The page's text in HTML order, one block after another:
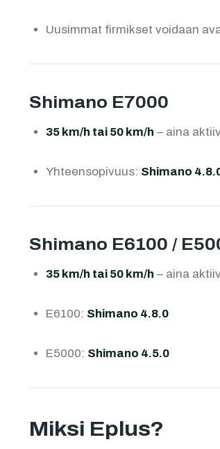
Uusimmat firmikset voidaan
Shimano E7000
35 km/h tai 50 km/h – aina
Yhteensopivuus: Shimano
Shimano E6100 /
35 km/h tai 50 km/h – aina
E6100: Shimano 4.8.0
E5000: Shimano 4.5.0
Miksi Eplus?